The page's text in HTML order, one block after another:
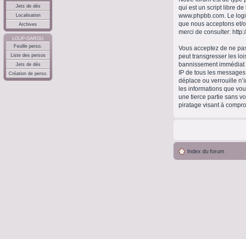
Jets de dés
Localisation
Archives
LOUP-GAROU
Feuille perso.
Liste des persos
Jets de dés
Création de perso.
qui est un script libre de
www.phpbb.com . Le
que nous acceptons et/
merci de consulter:
Vous acceptez de ne
peut transgresser les
bannissement immédiat
IP de tous les
déplace ou verrouille
les informations que
une tierce partie sans
piratage visant à
Index du forum